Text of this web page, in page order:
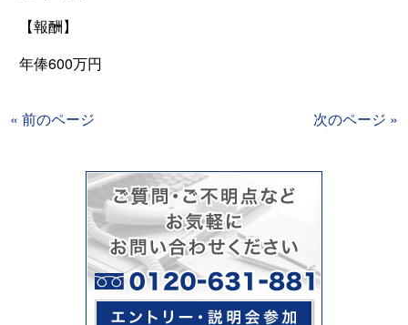
【報酬】
年俸600万円
« 前のページ 次のページ »